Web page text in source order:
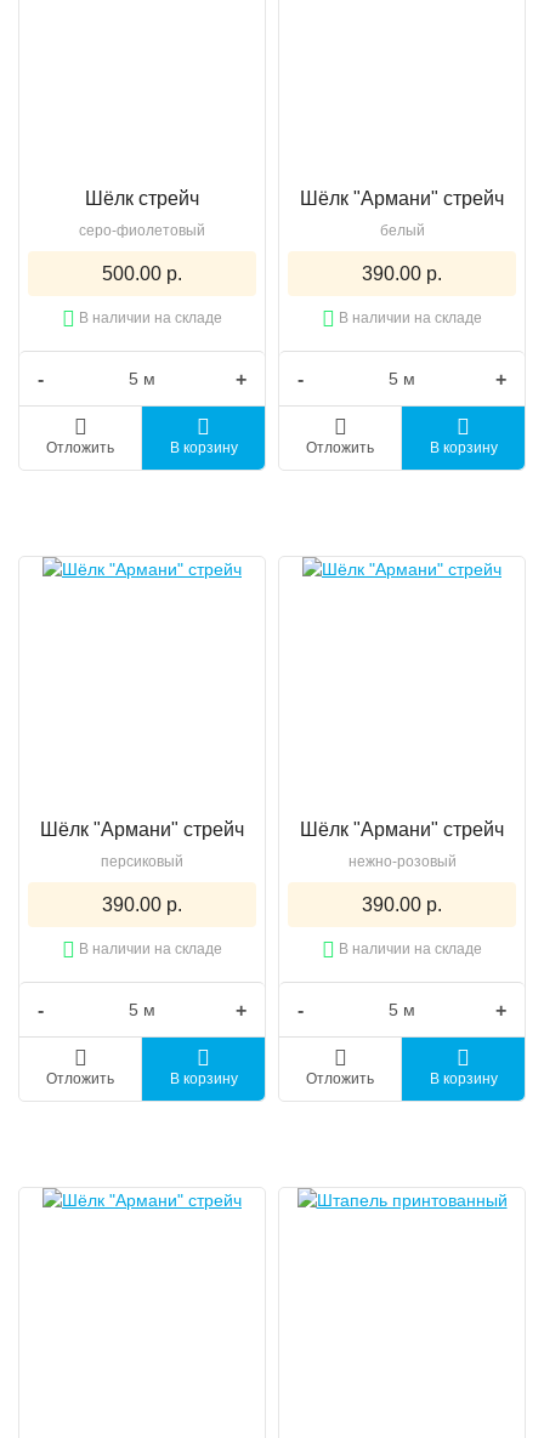
Шёлк стрейч
серо-фиолетовый
500.00 р.
В наличии на складе
- +
Отложить В корзину
Шёлк "Армани" стрейч
белый
390.00 р.
В наличии на складе
- +
Отложить В корзину
Шёлк "Армани" стрейч
персиковый
390.00 р.
В наличии на складе
- +
Отложить В корзину
Шёлк "Армани" стрейч
нежно-розовый
390.00 р.
В наличии на складе
- +
Отложить В корзину